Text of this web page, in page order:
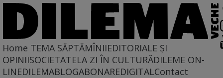
Home TEMA SĂPTĂMÎNIIEDITORIALE ȘI
OPINIISOCIETATELA ZI ÎN CULTURĂDILEME ON-
LINEDILEMABLOGABONAREDIGITALContact